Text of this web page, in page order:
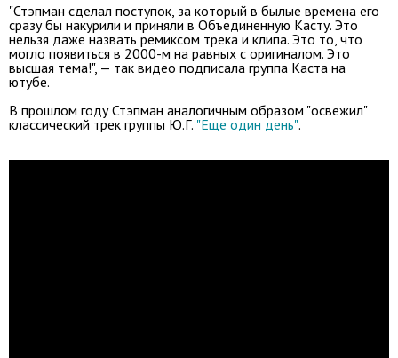
"Стэпман сделал поступок, за который в былые времена его
сразу бы накурили и приняли в Объединенную Касту. Это
нельзя даже назвать ремиксом трека и клипа. Это то, что
могло появиться в 2000-м на равных с оригиналом. Это
высшая тема!", — так видео подписала группа Каста на
ютубе.
В прошлом году Стэпман аналогичным образом "освежил"
классический трек группы Ю.Г. "Еще один день".